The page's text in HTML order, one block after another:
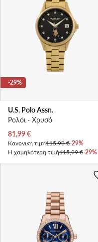
-29%
U.S. Polo Assn.
Ρολόι · Χρυσό
Τρέχουσα τιμή
81,99€
Κανονική τιμή115,99 €-29%
Η χαμηλότερη τιμή115,99 €-29%